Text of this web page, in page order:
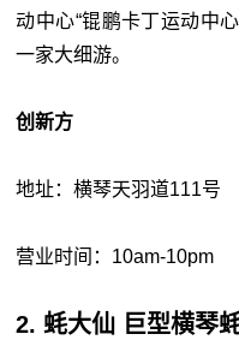
动中心“锟鹏卡丁运动中
一家大细游。
创新方
地址：横琴天羽道111号
营业时间：10am-10pm
2. 蚝大仙 巨型横琴